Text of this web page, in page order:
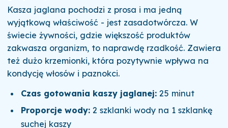
Kasza jaglana pochodzi z prosa i ma jedną
wyjątkową właściwość - jest zasadotwórcza. W
świecie żywności, gdzie większość produktów
zakwasza organizm, to naprawdę rzadkość. Zawiera
też dużo krzemionki, która pozytywnie wpływa na
kondycję włosów i paznokci.
Czas gotowania kaszy jaglanej: 25 minut
Proporcje wody: 2 szklanki wody na 1 szklankę
suchej kaszy